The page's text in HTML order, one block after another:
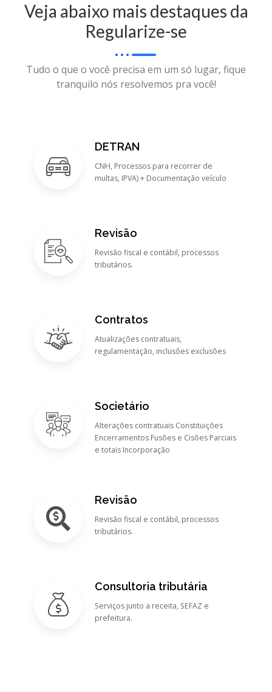
Veja abaixo mais destaques da
Regularize-se
Tudo o que o você precisa em um só lugar, fique
tranquilo nós resolvemos pra você!
DETRAN
CNH, Processos para recorrer de
multas, IPVA) + Documentação veículo
Revisão
Revisão fiscal e contábil, processos
tributários.
Contratos
Atualizações contratuais,
regulamentação, inclusões exclusões
Societário
Alterações contratuais Constituições
Encerramentos Fusões e Cisões Parciais
e totais Incorporação
Revisão
Revisão fiscal e contábil, processos
tributários.
Consultoria tributária
Serviços junto a receita, SEFAZ e
prefeitura.